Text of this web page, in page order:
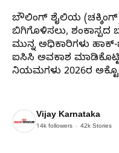
ಬೌಲಿಂಗ್ ಶೈಲಿಯ (ಚಕ್ಕಿಂಗ್)
ಬಿಗಿಗೊಳಿಸಲು,
ಮುನ್ನ ಅಧಿಕಾರಿಗಳು
ಐಸಿಸಿ ಅವಕಾಶ
ನಿಯಮಗಳು 2026ರ
Vijay Karnataka
14k followers 42k Stories